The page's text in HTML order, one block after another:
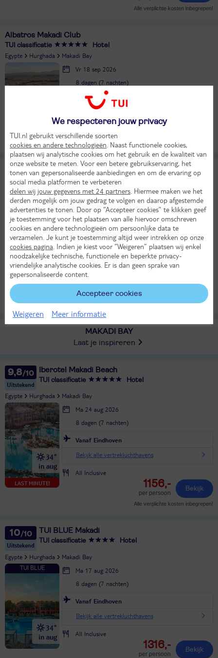
Alle verplichte kosten inbegrepen!
Albatros Makadi Club
TUI classificatie Hotel
Egypte Hurghada Makadi Bay
LAST MINUTE!
33°
in sep
Vr 18 sep 2026
8 dagen (7 nachten)
Dusseldorf - Hurghada
All Inclusive
1068,-
Alle verplichte kosten inbegrepen!
9,6
Uitstekend
TUI BLUE Makadi Gardens
TUI classificatie Hotel
Egypte Hurghada Makadi Bay
34°
in aug
Di 25 aug 2026
8 dagen (7 nachten)
Vanaf Dusseldorf
Bekijk alle vertrekluchthavens
All Inclusive
1253,-
per persoon
Bekijk
Alle verplichte kosten inbegrepen!
MAKADI BAY
Laat je inspireren
9,8
Uitstekend
Iberotel Makadi Beach
TUI classificatie Hotel
Egypte Hurghada Makadi Bay
LAST MINUTE!
34°
in aug
Ma 24 aug 2026
8 dagen (7 nachten)
Vanaf Eindhoven
Bekijk alle vertrekluchthavens
All Inclusive
1156,-
per persoon
Bekijk
Alle verplichte kosten inbegrepen!
10
Uitstekend
TUI BLUE Makadi
TUI classificatie Hotel
Egypte Hurghada Makadi Bay
34°
in aug
Ma 17 aug 2026
8 dagen (7 nachten)
Vanaf Eindhoven
Bekijk alle vertrekluchthavens
All Inclusive
1316,-
per persoon
Bekijk
We respecteren jouw privacy
TUI.nl gebruikt verschillende soorten
cookies en andere technologieën . Naast functionele cookies,
plaatsen wij analytische cookies om het gebruik en de kwaliteit van
onze website te meten. Voor een betere gebruikservaring, het
tonen van gepersonaliseerde aanbiedingen en om de ervaring op
social media platformen te verbeteren
delen wij jouw gegevens met 24 partners . Hiermee maken we het
derden mogelijk om jouw gedrag te volgen en daarop afgestemde
advertenties te tonen. Door op “Accepteer cookies” te klikken geef
je toestemming voor het plaatsen van alle hiervoor omschreven
cookies en andere technologieën om persoonlijke data te
verzamelen. Je kunt je toestemming altijd weer intrekken op onze
cookies pagina . Indien je kiest voor “Weigeren” plaatsen wij enkel
noodzakelijke technische, functionele en beperkte privacy-
vriendelijke analytische cookies. Er is dan geen sprake van
gepersonaliseerde content.
Accepteer cookies
Weigeren Meer informatie